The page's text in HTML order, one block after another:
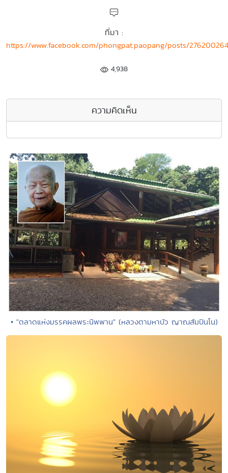
ที่มา :
https://www.facebook.com/phongpat.paopang/posts/
4,938
ความคิดเห็น
• "ตลาดแห่งมรรคผลพระนิพพาน" (หลวงตามหาบัว ญาณสัมปันโน)